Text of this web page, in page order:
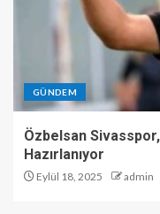
GÜNDEM
Özbelsan
Hazırlanıyor
Eylül 18, 2025 admin